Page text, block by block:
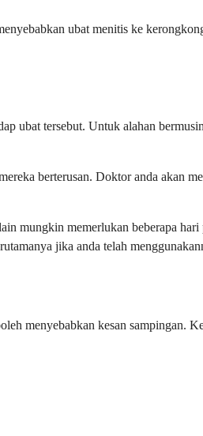
ubat menitis ke
ubat tersebut. Untuk alahan
berterusan. Doktor anda akan
mungkin memerlukan beberapa
jika anda telah
menyebabkan kesan sampingan.